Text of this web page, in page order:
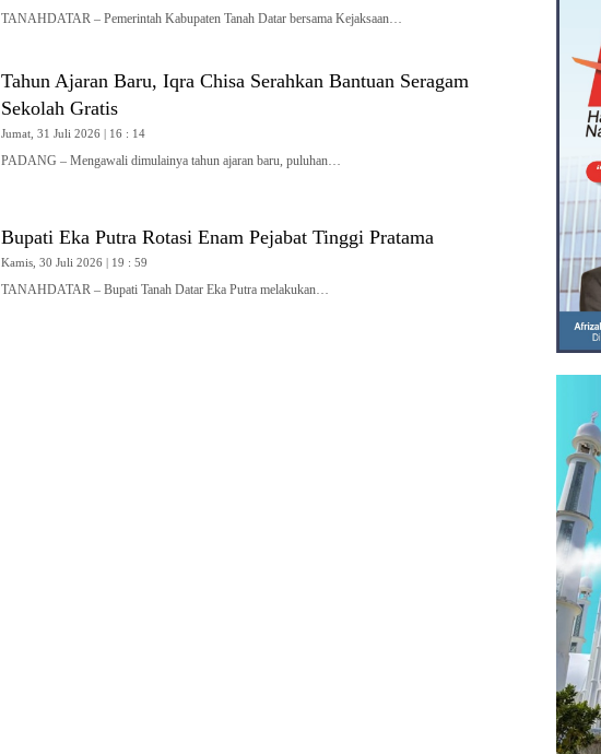
TANAHDATAR – Pemerintah Kabupaten Tanah Datar bersama Kejaksaan…
Tahun Ajaran Baru, Iqra Chisa Serahkan Bantuan Seragam
Sekolah Gratis
Jumat, 31 Juli 2026 | 16 : 14
PADANG – Mengawali dimulainya tahun ajaran baru, puluhan…
Bupati Eka Putra Rotasi Enam Pejabat Tinggi Pratama
Kamis, 30 Juli 2026 | 19 : 59
TANAHDATAR – Bupati Tanah Datar Eka Putra melakukan…